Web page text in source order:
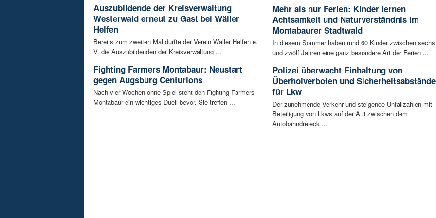
Auszubildende der Kreisverwaltung
Westerwald erneut zu Gast bei Wäller
Helfen
Bereits zum zweiten Mal durfte der Verein Wäller Helfen e.
V. die Auszubildenden der Kreisverwaltung ...
Fighting Farmers Montabaur: Neustart
gegen Augsburg Centurions
Nach vier Wochen ohne Spiel steht den Fighting Farmers
Montabaur ein wichtiges Duell bevor. Sie treffen ...
Mehr als nur Ferien: Kinder lernen
Achtsamkeit und Naturverständnis im
Montabaurer Stadtwald
In diesem Sommer haben rund 60 Kinder zwischen sechs
und zwölf Jahren eine ganz besondere Art der Ferien ...
Polizei überwacht Einhaltung von
Überholverboten und
für Lkw
Der zunehmende Verkehr und steigende Unfallzahlen mit
Beteiligung von Lkws auf der A 3 zwischen dem
Autobahndreieck ...